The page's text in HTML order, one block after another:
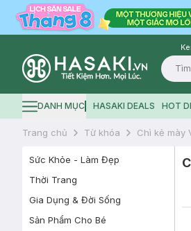
Logo
Hamburger icon
DANH MỤC HASAKI DEALS HOT
Trang chủ Từ khóa Chì kẻ mày
Sức Khỏe - Làm Đẹp
Thời Trang
Gia Dụng & Đời Sống
Sản Phẩm Cho Bé